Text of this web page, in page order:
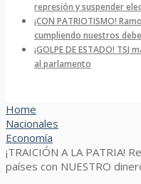
represión y suspender
¡CON PATRIOTISMO!
cumpliendo nuestros
¡GOLPE DE ESTADO!
al parlamento
Home
Nacionales
Economía
¡TRAICIÓN A LA PATRIA!
países con NUESTRO